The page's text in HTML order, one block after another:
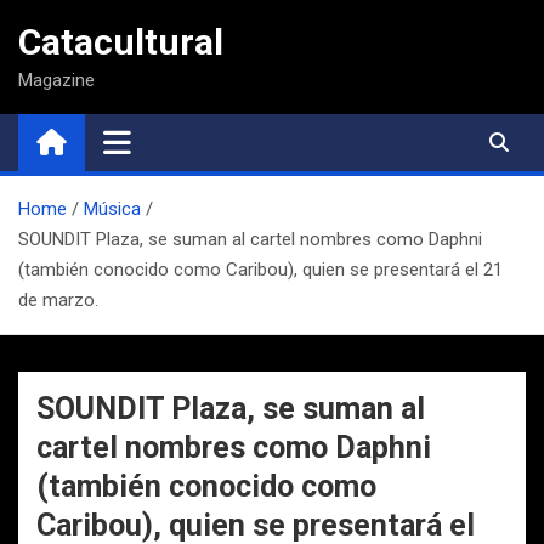
contenido
Catacultural
Magazine
Home
Música
SOUNDIT Plaza, se suman al cartel nombres como Daphni
(también conocido como Caribou), quien se presentará el 21
de marzo.
SOUNDIT Plaza, se suman al
cartel nombres como Daphni
(también conocido como
Caribou), quien se presentará el